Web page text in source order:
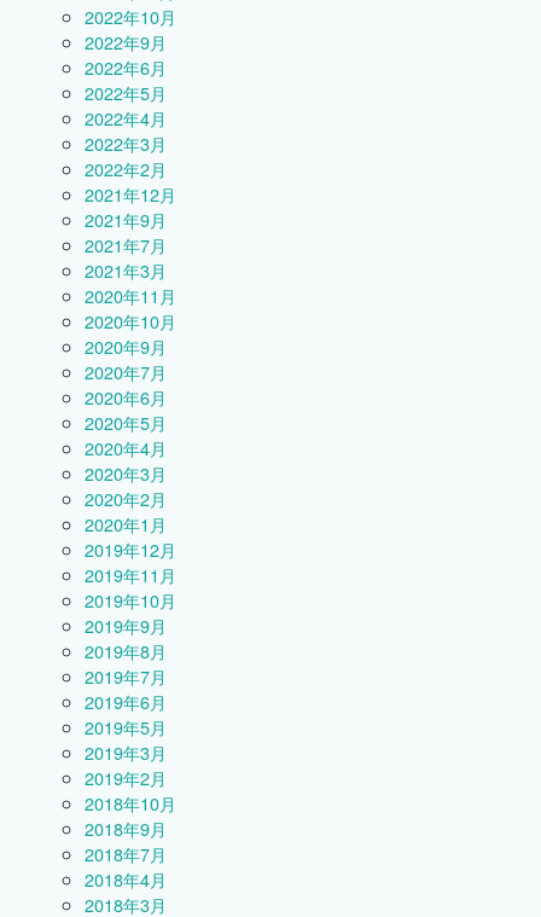
2022年10月
2022年9月
2022年6月
2022年5月
2022年4月
2022年3月
2022年2月
2021年12月
2021年9月
2021年7月
2021年3月
2020年11月
2020年10月
2020年9月
2020年7月
2020年6月
2020年5月
2020年4月
2020年3月
2020年2月
2020年1月
2019年12月
2019年11月
2019年10月
2019年9月
2019年8月
2019年7月
2019年6月
2019年5月
2019年3月
2019年2月
2018年10月
2018年9月
2018年7月
2018年4月
2018年3月